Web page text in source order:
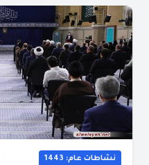
نشاطات عام: 1443